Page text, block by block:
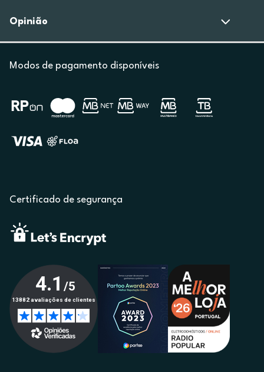
Opinião
Modos de pagamento disponíveis
Certificado de segurança